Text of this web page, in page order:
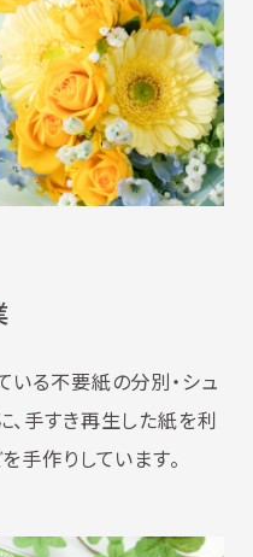
る不要紙の分別・シュ
手すき再生した紙を利
手作りしています。